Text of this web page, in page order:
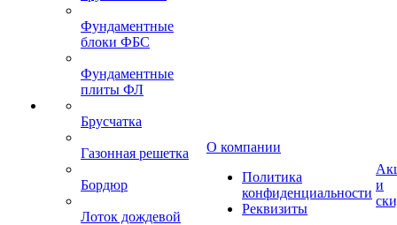
Фундаментные
блоки ФБС
Фундаментные
плиты ФЛ
Брусчатка
Газонная решетка
Бордюр
Лоток дождевой
О компании
Политика
конфиденциальности
Реквизиты
и